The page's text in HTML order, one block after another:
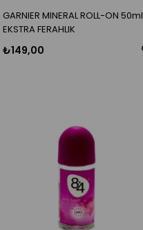
GARNIER MINERAL ROLL-ON 50ml
EKSTRA FERAHLIK
₺149,00